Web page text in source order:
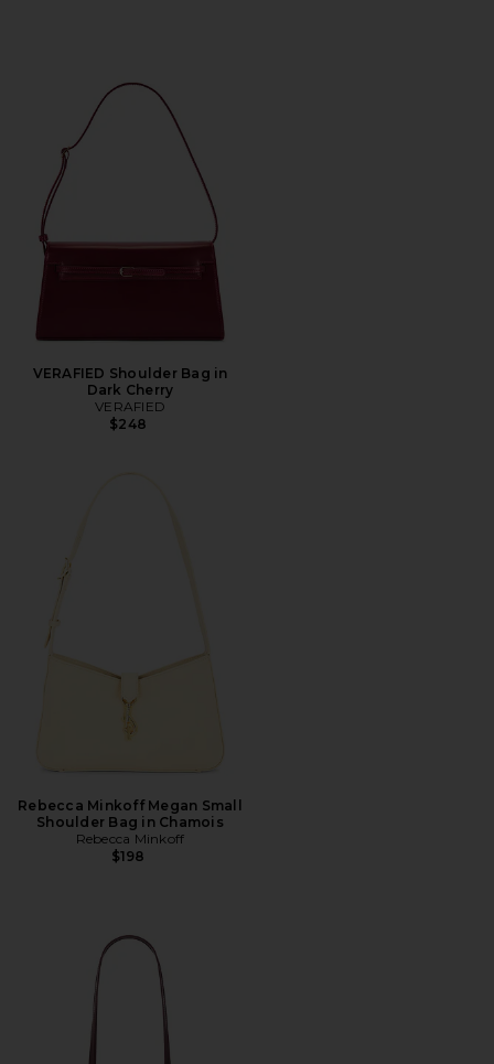
VERAFIED Shoulder Bag in
Dark Cherry
VERAFIED
$248
Rebecca Minkoff Megan Small
Shoulder Bag in Chamois
Rebecca Minkoff
$198